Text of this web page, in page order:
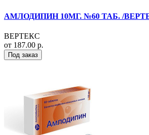
АМЛОДИПИН 10МГ. №60 ТАБ. /
ВЕРТЕКС
от 187.00 р.
Под заказ